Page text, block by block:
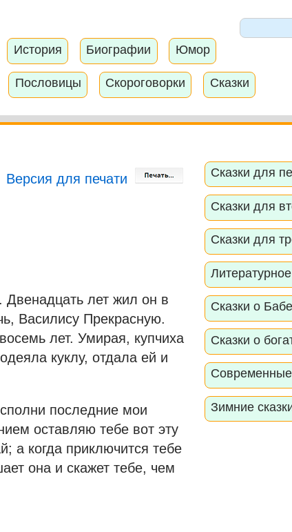
История Биографии Юмор
Пословицы Скороговорки Сказки
Версия для печати
Двенадцать лет жил он в
Василису Прекрасную.
лет. Умирая, купчиха
куклу, отдала ей и
последние мои
оставляю тебе вот эту
а когда приключится тебе
она и скажет тебе, чем
Сказки для
Сказки для
Сказки для
Сказки о
Сказки о
Современные
Зимние